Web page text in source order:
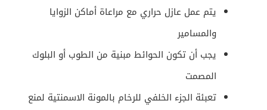
يتم عمل عازل حراري مع مراعاة أماكن الزوايا
والمسامير
يجب أن تكون الحوائط مبنية من الطوب أو البلوك
المصمت
تعبئة الجزء الخلفي للرخام بالمونة الاسمنتية لمنع